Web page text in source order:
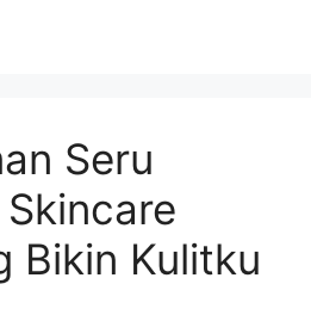
Seru
Bikin Kulitku